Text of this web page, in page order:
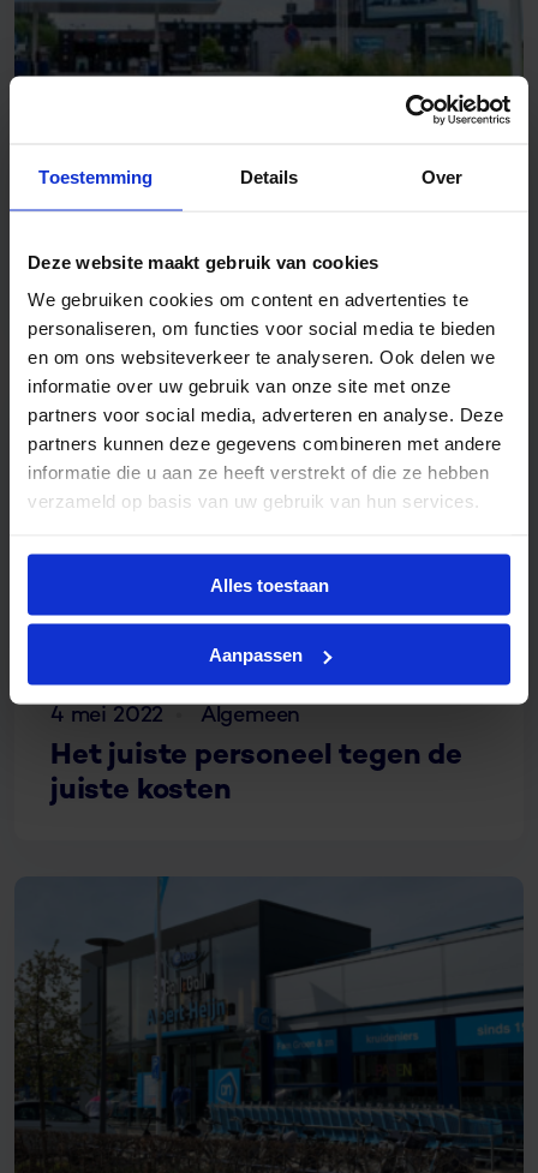
Toestemming Details Over
Deze website maakt gebruik van cookies
We gebruiken cookies om content en advertenties te
personaliseren, om functies voor social media te bieden
en om ons websiteverkeer te analyseren. Ook delen we
informatie over uw gebruik van onze site met onze
partners voor social media, adverteren en analyse. Deze
partners kunnen deze gegevens combineren met andere
informatie die u aan ze heeft verstrekt of die ze hebben
verzameld op basis van uw gebruik van hun services.
Alles toestaan
Aanpassen
22 februari 2023 Cases
Haan kiest voor R&R voor
meer dan 160 tankstations
4 mei 2022 Algemeen
Het juiste personeel tegen de
juiste kosten